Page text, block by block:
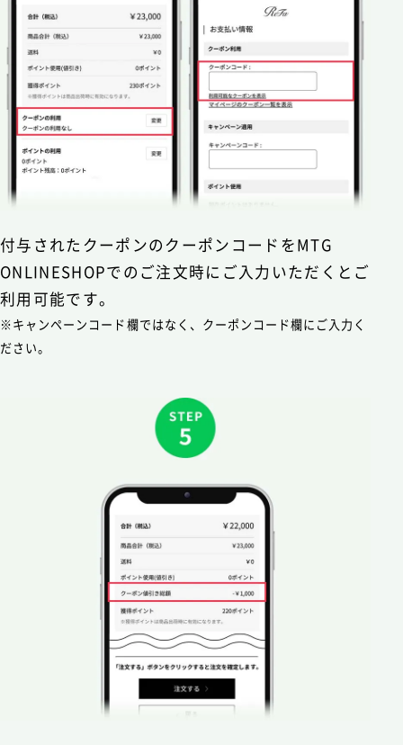
付与されたクーポンのクーポンコードをMTG
ONLINESHOPでのご注文時にご入力いただくとご
利用可能です。
※キャンペーンコード欄ではなく、クーポンコード欄にご入力く
ださい。